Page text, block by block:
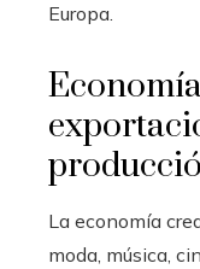
Europa.
La economía
moda, música,